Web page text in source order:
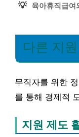
💡 육아휴직급여
다른 지
무직자를 위한
를 통해 경제적
지원 제도